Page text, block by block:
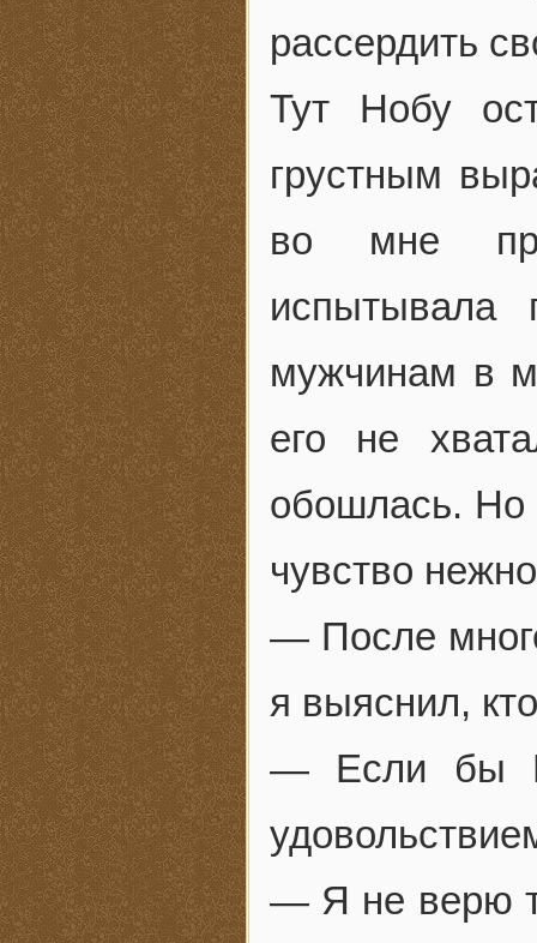
рассердить
Тут Нобу
грустным
во мне
испытывала
мужчинам в
его не
обошлась. Но
чувство
— После
я выяснил,
— Если бы
— Я не верю